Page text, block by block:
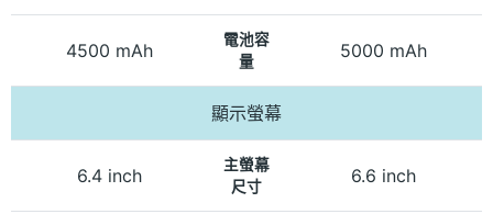
4500 mAh
電池容
量
5000 mAh
顯示螢幕
6.4 inch
主螢幕
尺寸
6.6 inch